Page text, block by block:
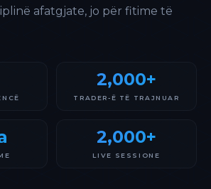
afatgjate, jo për fitime të
2,000+
TRADER-Ë TË TRAJNUAR
2,000+
LIVE SESSIONE